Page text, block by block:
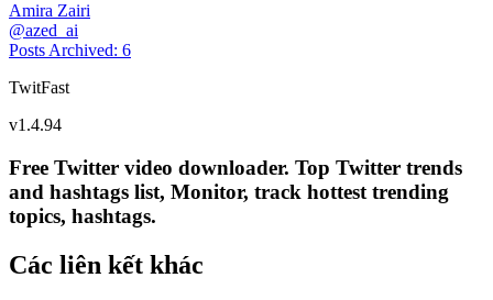
Amira Zairi
@azed_ai
Posts Archived: 6
TwitFast
v1.4.94
Free Twitter video downloader. Top Twitter trends
and hashtags list, Monitor, track hottest trending
topics, hashtags.
Các liên kết khác